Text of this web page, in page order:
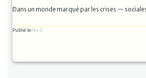
Dans un monde marqué par les crises —
Publié leFév 2